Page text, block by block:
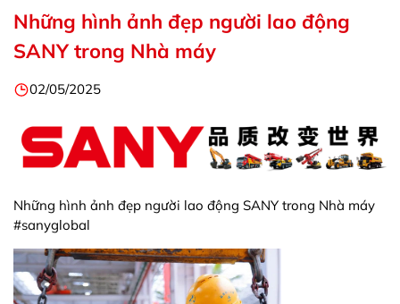
Những hình ảnh đẹp người lao động
SANY trong Nhà máy
02/05/2025
Những hình ảnh đẹp người lao động SANY trong Nhà máy
#sanyglobal